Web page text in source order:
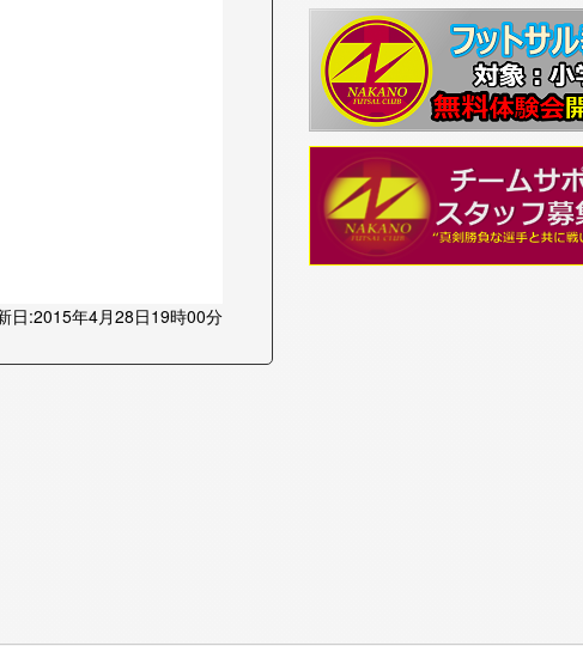
日:2015年4月28日19時00分